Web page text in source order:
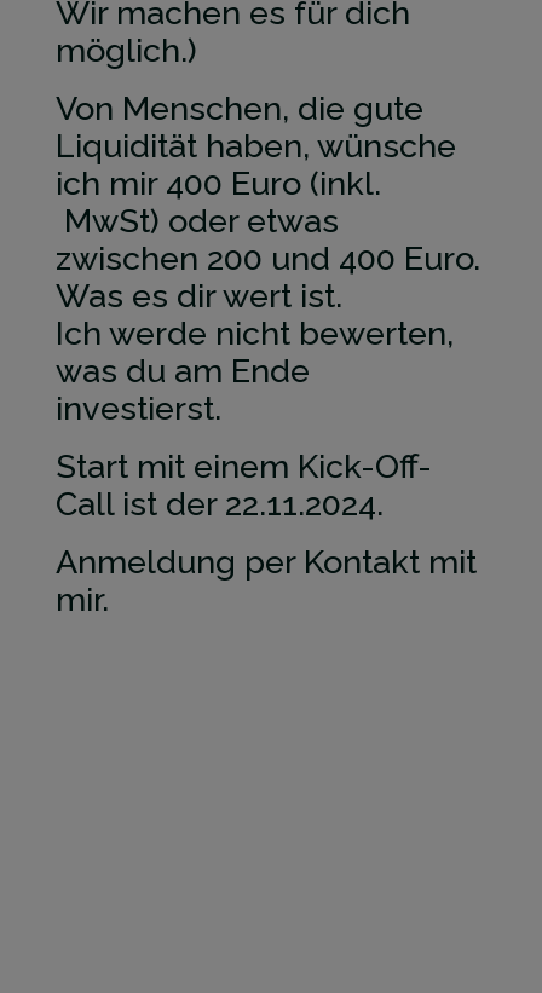
Wir machen es für dich
möglich.)
​Von Menschen, die gute
Liquidität haben, wünsche
ich mir 400 Euro (inkl.
MwSt) oder etwas
zwischen 200 und 400 Euro.
Was es dir wert ist.
​Ich werde nicht bewerten,
was du am Ende
investierst.
​Start mit einem Kick-Off-
Call ist der 22.11.2024.
Anmeldung per Kontakt ​mit
mir.